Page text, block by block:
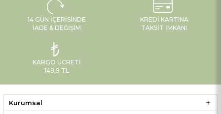
14 GÜN İÇERISINDE
İADE & DEĞIŞIM
KREDI KARTINA
TAKSIT İMKANI
KARGO ÜCRETI
149,9 TL
Kurumsal